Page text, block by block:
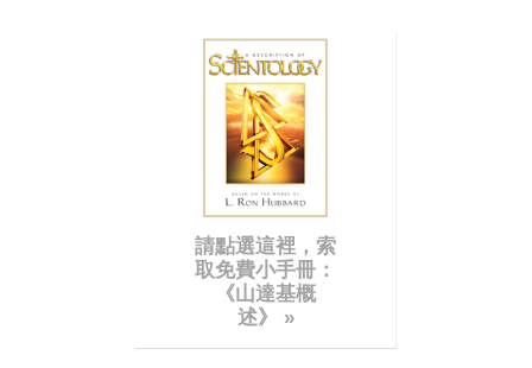
請點選這裡，索
取免費小手冊：
《山達基概
述》
»